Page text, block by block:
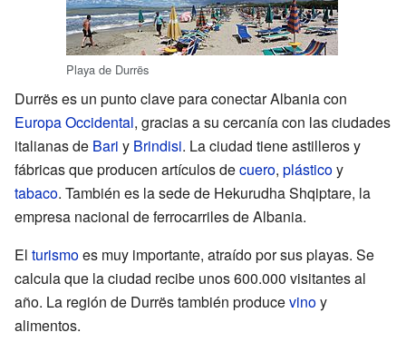
Playa de Durrës
Durrës es un punto clave para conectar Albania con
Europa Occidental, gracias a su cercanía con las ciudades
italianas de Bari y Brindisi. La ciudad tiene astilleros y
fábricas que producen artículos decuero, plásticoy
tabaco. También es la sede de Hekurudha Shqiptare, la
empresa nacional de ferrocarriles de Albania.
El turismoes muy importante, atraído por sus playas. Se
calcula que la ciudad recibe unos 600.000 visitantes al
año. La región de Durrës también producevinoy
alimentos.